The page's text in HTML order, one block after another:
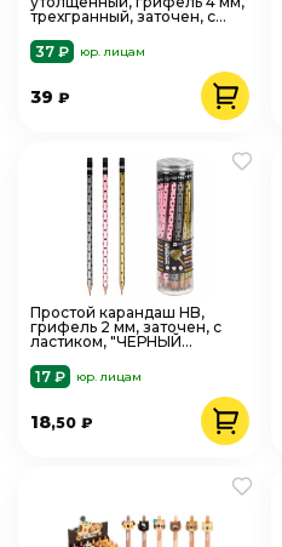
трехгранный, заточен, с
ДРУЗЬЯ"
37 ₽ юр. лицам
39 ₽
Простой карандаш HB,
грифель 2 мм, заточен, с
ластиком, "ЧЕРНЫЙ
17 ₽
юр. лицам
18,50 ₽